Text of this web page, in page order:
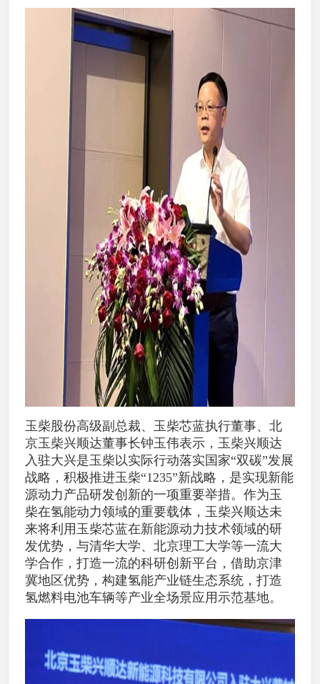
玉柴股份高级副总裁、玉柴芯蓝执行董事、北
京玉柴兴顺达董事长钟玉伟表示，玉柴兴顺达
入驻大兴是玉柴以实际行动落实国家“双碳”发展
战略，积极推进玉柴“1235”新战略，是实现新能
源动力产品研发创新的一项重要举措。作为玉
柴在氢能动力领域的重要载体，玉柴兴顺达未
来将利用玉柴芯蓝在新能源动力技术领域的研
发优势，与清华大学、北京理工大学等一流大
学合作，打造一流的科研创新平台，借助京津
冀地区优势，构建氢能产业链生态系统，打造
氢燃料电池车辆等产业全场景应用示范基地。